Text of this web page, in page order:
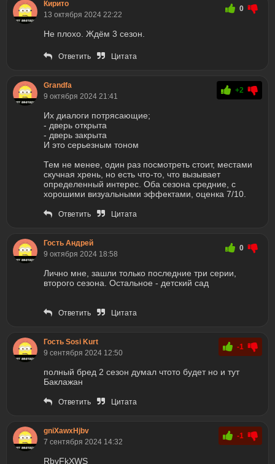
Кирито
13 октября 2024 22:22
0
Не плохо. Ждём 3 сезон.
Ответить Цитата
Grandfa
9 октября 2024 21:41
+2
Их диалоги потрясающие;
- дверь открыта
- дверь закрыта
И это серьезным тоном
Тем не менее, один раз посмотреть стоит, местами
скучная хрень, но есть что-то, что вызывает
определенный интерес. Оба сезона средние, с
хорошими визуальными эффектами, оценка 7/10.
Ответить Цитата
Гость Андрей
9 октября 2024 18:58
0
Лично мне, зашли только последние три серии,
второго сезона. Остальное - детский сад
Ответить Цитата
Гость Sosi Kurt
9 сентября 2024 12:50
-1
полный бред 2 сезон думал чтото будет но и тут
Баклажан
Ответить Цитата
gniXawxHjbv
7 сентября 2024 14:32
-1
RbvFkXWS